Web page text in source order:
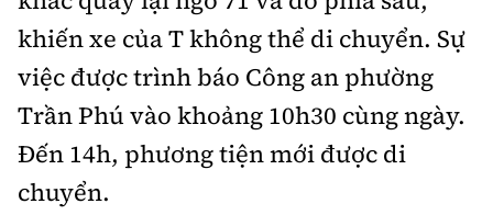
khiến xe của T không thể di chuyển. Sự
việc được trình báo Công an phường
Trần Phú vào khoảng 10h30 cùng ngày.
Đến 14h, phương tiện mới được di
chuyển.